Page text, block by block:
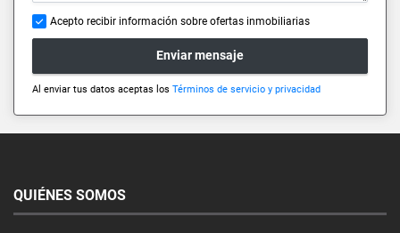
Acepto recibir información sobre ofertas inmobiliarias
Enviar mensaje
Al enviar tus datos aceptas los Términos de servicio y privacidad
QUIÉNES SOMOS